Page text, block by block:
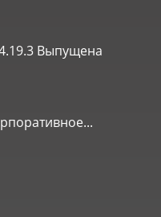
Выпущена